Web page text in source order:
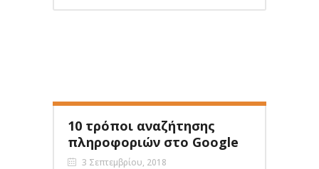
10 τρόποι αναζήτησης
πληροφοριών στο Google
3 Σεπτεμβρίου, 2018